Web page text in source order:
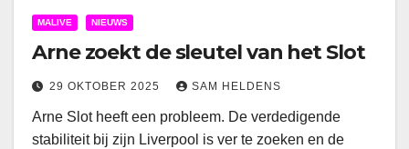
MALIVE NIEUWS
Arne zoekt de sleutel van het Slot
29 OKTOBER 2025 SAM HELDENS
Arne Slot heeft een probleem. De verdedigende
stabiliteit bij zijn Liverpool is ver te zoeken en de